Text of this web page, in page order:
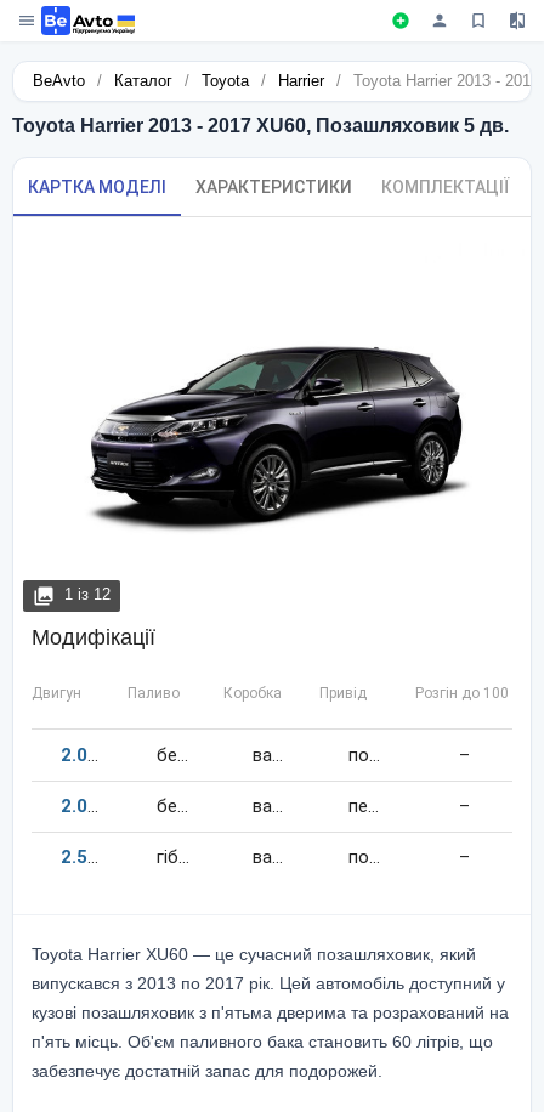
BeAvto / Каталог / Toyota / Harrier / Toyota Harrier 2013 -
Toyota Harrier 2013 - 2017 XU60, Позашляховик 5 дв.
КАРТКА МОДЕЛІ ХАРАКТЕРИСТИКИ КОМПЛЕКТАЦІЇ
1 із 12
Модифікації
Двигун Паливо Коробка Привід Розгін до 100 км/
2.0151 бензин варіатор повний –
2.0151 бензин варіатор передній –
2.5152 гібрид варіатор повний –
Toyota Harrier XU60 — це сучасний позашляховик, який
випускався з 2013 по 2017 рік. Цей автомобіль доступний у
кузові позашляховик з п'ятьма дверима та розрахований на
п'ять місць. Об'єм паливного бака становить 60 літрів, що
забезпечує достатній запас для подорожей.